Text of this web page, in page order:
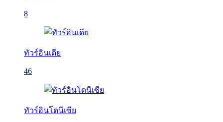
8
ทัวร์อินเดีย
46
ทัวร์อินโดนีเซีย